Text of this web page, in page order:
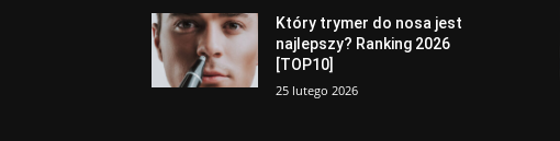
Który trymer do nosa jest
najlepszy? Ranking 2026
[TOP10]
25 lutego 2026